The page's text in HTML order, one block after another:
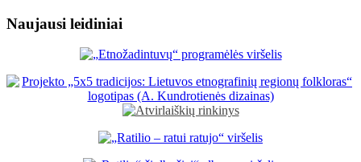
Naujausi leidiniai